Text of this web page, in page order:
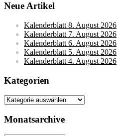
Neue Artikel
Kalenderblatt 8. August 2026
Kalenderblatt 7. August 2026
Kalenderblatt 6. August 2026
Kalenderblatt 5. August 2026
Kalenderblatt 4. August 2026
Kategorien
Kategorien
Monatsarchive